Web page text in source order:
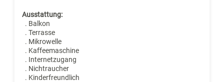
Ausstattung:
. Balkon
. Terrasse
. Mikrowelle
. Kaffeemaschine
. Internetzugang
. Nichtraucher
. Kinderfreundlich